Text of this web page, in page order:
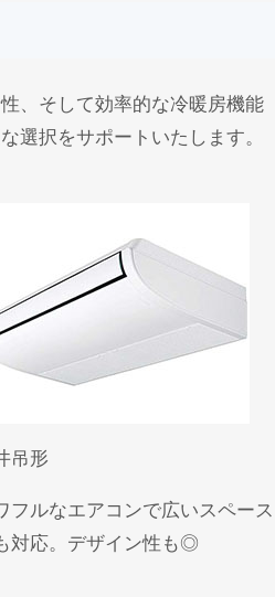
、そして効率的な冷暖房機能
選択をサポートいたします。
吊形
フルなエアコンで広いスペース
対応。デザイン性も◎
ユーザー名またはメールアドレス *